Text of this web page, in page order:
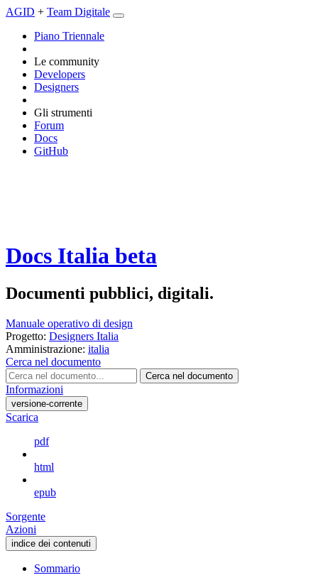
AGID + Team Digitale
Piano Triennale
Le community
Developers
Designers
Gli strumenti
Forum
Docs
GitHub
Docs Italia beta
Documenti pubblici, digitali.
Manuale operativo di design
Progetto: Designers Italia
Amministrazione: italia
Cerca nel documento
Cerca nel documento
Informazioni
versione-corrente
Scarica
pdf
html
epub
Sorgente
Azioni
indice dei contenuti
Sommario